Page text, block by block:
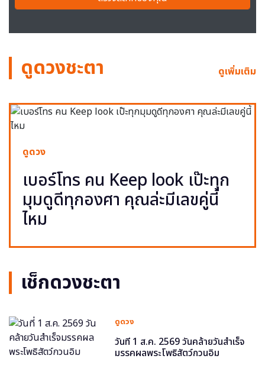
ดูดวงชะตา ดูเพิ่มเติม
ดูดวง
เบอร์โทร คน Keep look เป๊ะทุก
มุมดูดีทุกองศา คุณล่ะมีเลขคู่นี้
ไหม
เช็กดวงชะตา
ดูดวง
วันที่ 1 ส.ค. 2569 วันคล้ายวันสำเร็จ
มรรคผลพระโพธิสัตว์กวนอิม